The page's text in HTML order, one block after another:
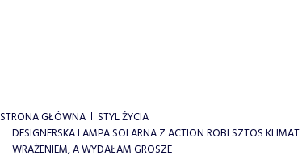
STRONA GŁÓWNA
STYL ŻYCIA
DESIGNERSKA LAMPA SOLARNA Z ACTION ROBI SZTOS
WRAŻENIEM, A WYDAŁAM GROSZE